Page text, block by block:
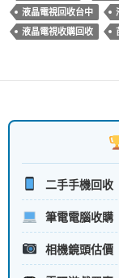
液晶電視回收台中
液晶電視收購回收
二手手機回收
筆電電腦收購
相機鏡頭估價